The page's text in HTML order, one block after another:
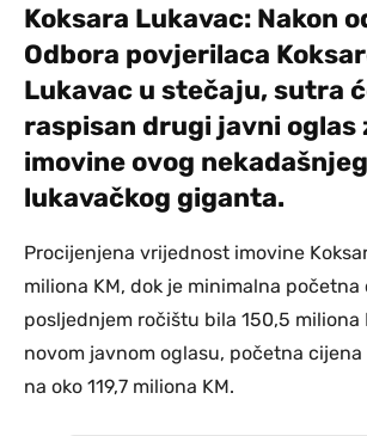
Koksara Lukavac: Nakon
Odbora povjerilaca
Lukavac u stečaju, sutra
raspisan drugi javni oglas
imovine ovog nekadašnjeg
lukavačkog giganta.
Procijenjena vrijednost imovine
miliona KM, dok je minimalna početna
posljednjem ročištu bila 150,5 miliona
novom javnom oglasu, početna
na oko 119,7 miliona KM.